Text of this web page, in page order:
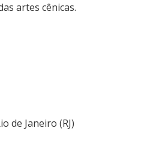
artes cênicas.
de Janeiro (RJ)